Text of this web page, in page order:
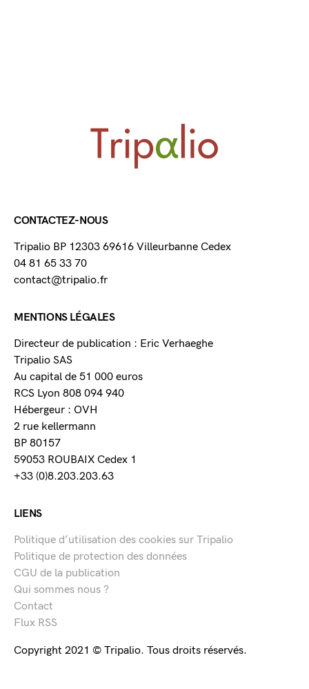
CONTACTEZ-NOUS
Tripalio BP 12303 69616 Villeurbanne Cedex
04 81 65 33 70
contact@tripalio.fr
MENTIONS LÉGALES
Directeur de publication : Eric Verhaeghe
Tripalio SAS
Au capital de 51 000 euros
RCS Lyon 808 094 940
Hébergeur : OVH
2 rue kellermann
BP 80157
59053 ROUBAIX Cedex 1
+33 (0)8.203.203.63
LIENS
Politique d’utilisation des cookies sur Tripalio
Politique de protection des données
CGU de la publication
Qui sommes nous ?
Contact
Flux RSS
Copyright 2021 © Tripalio. Tous droits réservés.